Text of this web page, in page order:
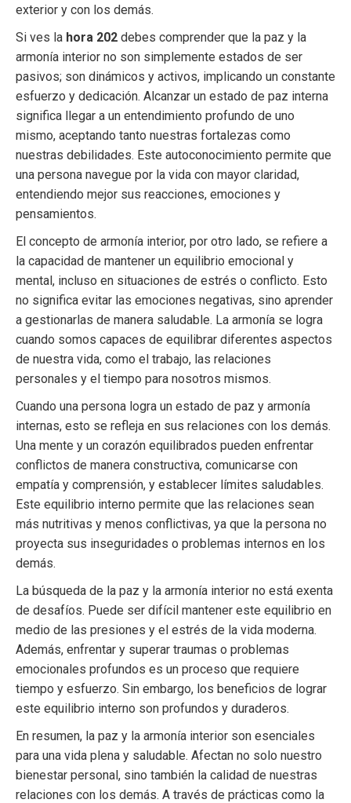
exterior y con los demás.
Si ves la hora 202 debes comprender que la paz y la
armonía interior no son simplemente estados de ser
pasivos; son dinámicos y activos, implicando un constante
esfuerzo y dedicación. Alcanzar un estado de paz interna
significa llegar a un entendimiento profundo de uno
mismo, aceptando tanto nuestras fortalezas como
nuestras debilidades. Este autoconocimiento permite que
una persona navegue por la vida con mayor claridad,
entendiendo mejor sus reacciones, emociones y
pensamientos.
El concepto de armonía interior, por otro lado, se refiere a
la capacidad de mantener un equilibrio emocional y
mental, incluso en situaciones de estrés o conflicto. Esto
no significa evitar las emociones negativas, sino aprender
a gestionarlas de manera saludable. La armonía se logra
cuando somos capaces de equilibrar diferentes aspectos
de nuestra vida, como el trabajo, las relaciones
personales y el tiempo para nosotros mismos.
Cuando una persona logra un estado de paz y armonía
internas, esto se refleja en sus relaciones con los demás.
Una mente y un corazón equilibrados pueden enfrentar
conflictos de manera constructiva, comunicarse con
empatía y comprensión, y establecer límites saludables.
Este equilibrio interno permite que las relaciones sean
más nutritivas y menos conflictivas, ya que la persona no
proyecta sus inseguridades o problemas internos en los
demás.
La búsqueda de la paz y la armonía interior no está exenta
de desafíos. Puede ser difícil mantener este equilibrio en
medio de las presiones y el estrés de la vida moderna.
Además, enfrentar y superar traumas o problemas
emocionales profundos es un proceso que requiere
tiempo y esfuerzo. Sin embargo, los beneficios de lograr
este equilibrio interno son profundos y duraderos.
En resumen, la paz y la armonía interior son esenciales
para una vida plena y saludable. Afectan no solo nuestro
bienestar personal, sino también la calidad de nuestras
relaciones con los demás. A través de prácticas como la